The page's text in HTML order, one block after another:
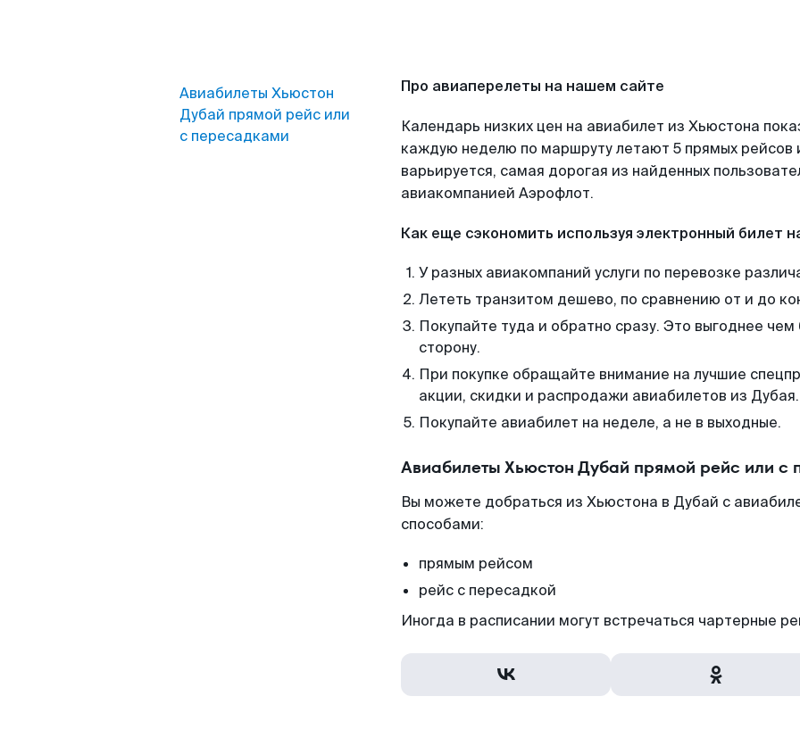
Авиабилеты Хьюстон
Дубай прямой рейс или
с пересадками
Про авиаперелеты на нашем сайте
Календарь низких цен на авиабилет из Хьюстона
каждую неделю по маршруту летают 5 прямых рейсов
варьируется, самая дорогая из найденных
авиакомпанией Аэрофлот.
Как еще сэкономить используя электронный билет
У разных авиакомпаний услуги по перевозке
Лететь транзитом дешево, по сравнению от и до
Покупайте туда и обратно сразу. Это выгоднее
сторону.
При покупке обращайте внимание на лучшие
акции, скидки и распродажи авиабилетов из Дубая.
Покупайте авиабилет на неделе, а не в выходные.
Авиабилеты Хьюстон Дубай прямой рейс или с
Вы можете добраться из Хьюстона в Дубай с
способами:
прямым рейсом
рейс с пересадкой
Иногда в расписании могут встречаться чартерные